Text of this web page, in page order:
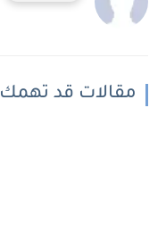
مقالات قد تهمك